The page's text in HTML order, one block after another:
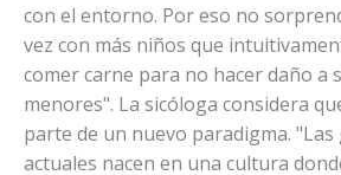
con el entorno. Por eso no
vez con más niños que
comer carne para no hacer daño a
menores". La sicóloga considera
parte de un nuevo paradigma. "Las
actuales nacen en una cultura